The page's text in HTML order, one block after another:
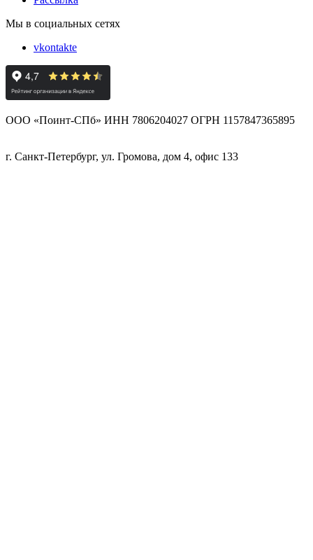
Мы в социальных сетях
vkontakte
ООО «Поинт-СПб» ИНН 7806204027 ОГРН 1157847365895
г. Санкт-Петербург, ул. Громова, дом 4, офис 133